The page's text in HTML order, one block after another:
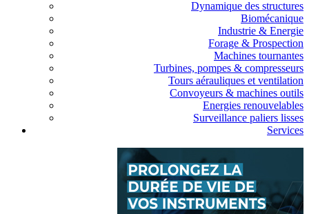
Dynamique des structures
Biomécanique
Industrie & Energie
Forage & Prospection
Machines tournantes
Turbines, pompes & compresseurs
Tours aérauliques et ventilation
Convoyeurs & machines outils
Energies renouvelables
Surveillance paliers lisses
Services